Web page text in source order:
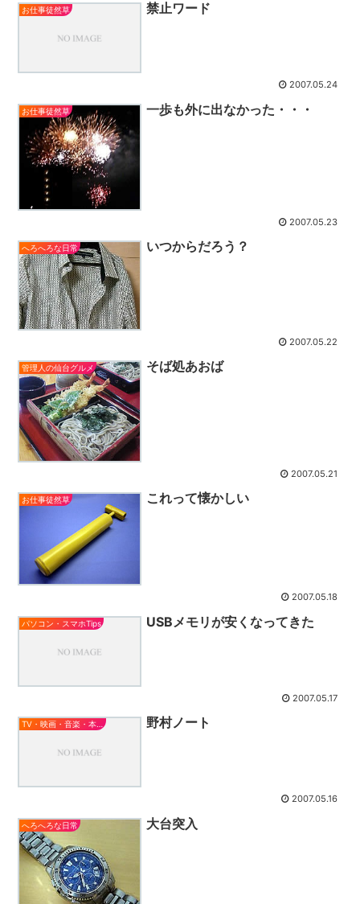
お仕事徒然草 禁止ワード
2007.05.24
お仕事徒然草 一歩も外に出なかった・・・
2007.05.23
へろへろな日常 いつからだろう？
2007.05.22
管理人の仙台グルメ そば処あおば
2007.05.21
お仕事徒然草 これって懐かしい
2007.05.18
パソコン・スマホTips USBメモリが安くなってきた
2007.05.17
野村ノート
2007.05.16
へろへろな日常 大台突入